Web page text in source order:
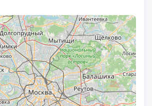
1
11